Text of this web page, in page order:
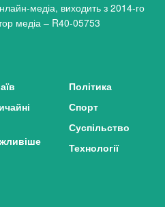
медіа, виходить з 2014-го
медіа – R40-05753
Політика
Спорт
Суспільство
Технології